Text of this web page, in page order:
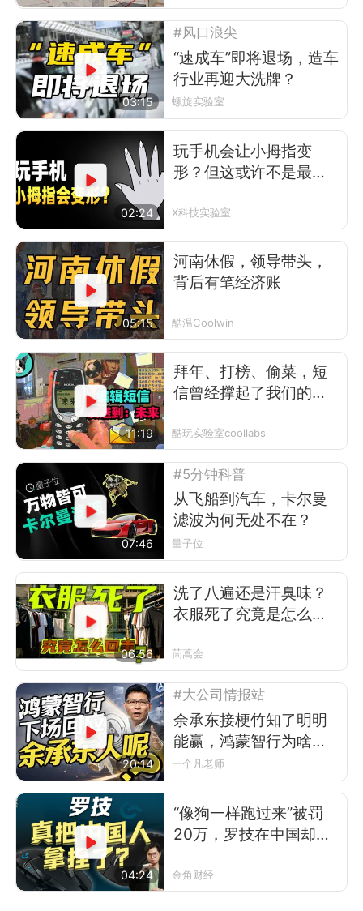
03:15
#风口浪尖
“速成车”即将退场，造车
行业再迎大洗牌？
螺旋实验室
02:24
玩手机会让小拇指变
形？但这或许不是最可
X科技实验室
05:15
河南休假，领导带头，
背后有笔经济账
酷温Coolwin
11:19
拜年、打榜、偷菜，短
信曾经撑起了我们的前
酷玩实验室coollabs
07:46
#5分钟科普
从飞船到汽车，卡尔曼
滤波为何无处不在？
量子位
06:56
洗了八遍还是汗臭味？
衣服死了究竟是怎么回
茼蒿会
20:14
#大公司情报站
余承东接梗竹知了明明
能赢，鸿蒙智行为啥不
让？
一个凡老师
04:24
“像狗一样跑过来”被罚
20万，罗技在中国却卖
金角财经